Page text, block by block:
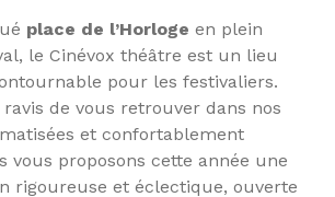
place de l’Horloge en plein
le Cinévox théâtre est un lieu
pour les festivaliers.
de vous retrouver dans nos
et confortablement
vous proposons cette année une
rigoureuse et éclectique, ouverte